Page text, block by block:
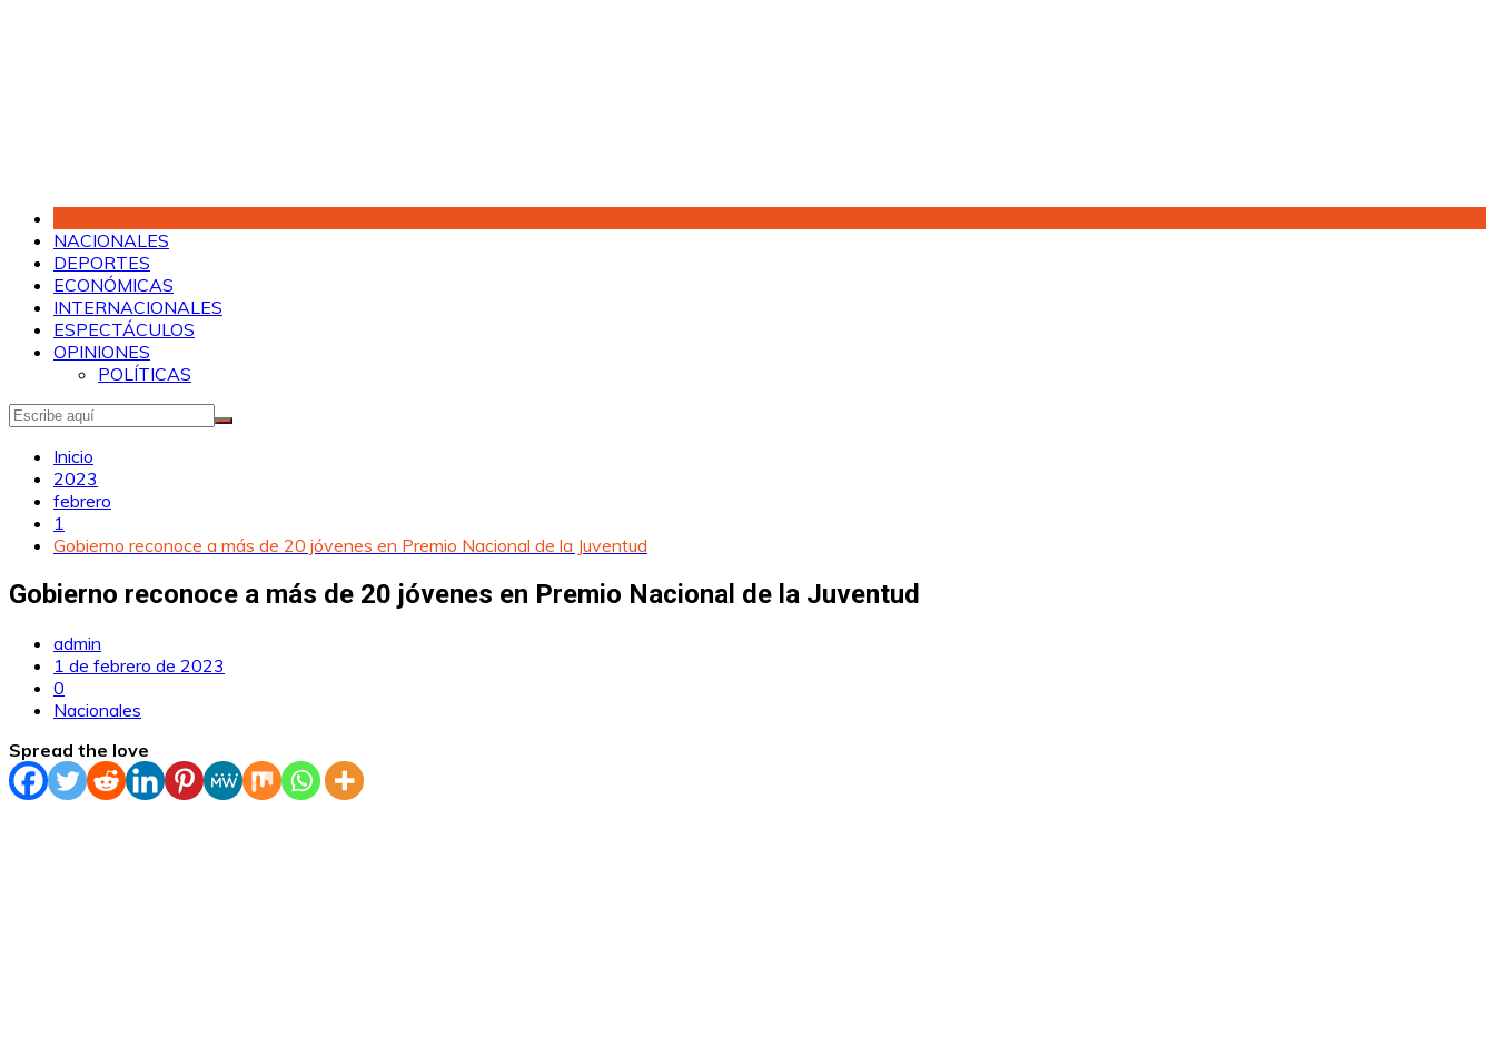
NACIONALES
DEPORTES
ECONÓMICAS
INTERNACIONALES
ESPECTÁCULOS
OPINIONES
POLÍTICAS
Inicio
2023
febrero
1
Gobierno reconoce a más de 20 jóvenes en Premio Nacional de la Juventud
Gobierno reconoce a más de 20 jóvenes en Premio Nacional de la Juventud
admin
1 de febrero de 2023
0
Nacionales
Spread the love